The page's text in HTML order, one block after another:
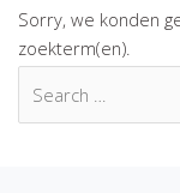
Sorry, we konden
zoekterm(en).
Zoek
naar: